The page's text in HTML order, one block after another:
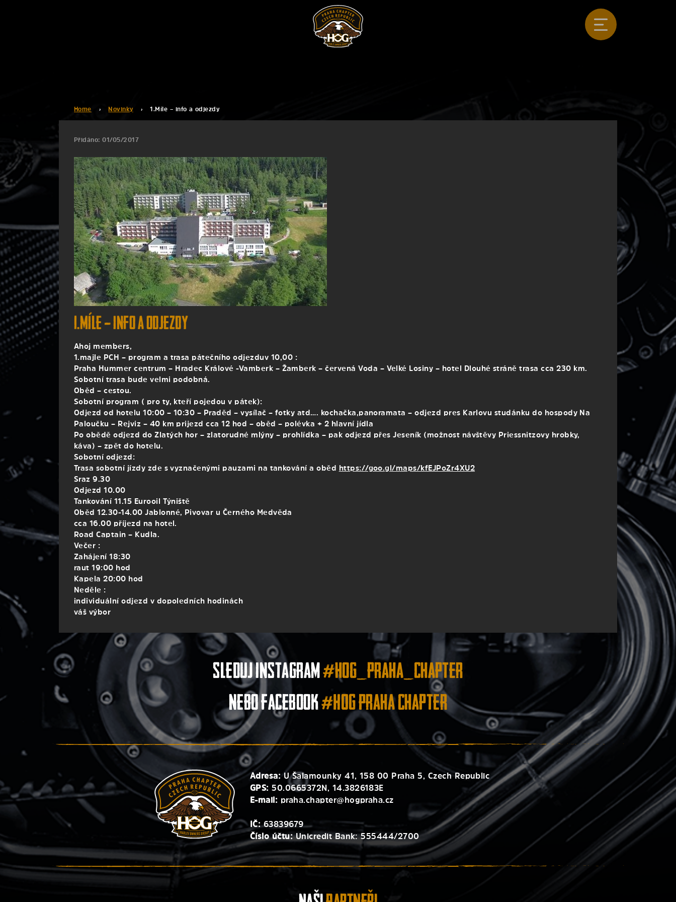
Home › Novinky › 1.Míle – info a odjezdy
Přidáno: 01/05/2017
1.Míle – info a odjezdy
Ahoj members,
1.majle PCH – program a trasa pátečního odjezdu v 10,00 :
Praha Hummer centrum – Hradec Králové -Vamberk – Žamberk – červená Voda – Velké Losiny – hotel Dlouhé stráně trasa cca 230 km.
Sobotní trasa bude velmi podobná.
Oběd – cestou.
Sobotní program ( pro ty, kteří pojedou v pátek):
Odjezd od hotelu 10:00 – 10:30 – Praděd – vysílač – fotky atd…. kochačka,panoramata – odjezd pres Karlovu studánku do hospody Na
Paloučku – Rejviz – 40 km prijezd cca 12 hod – oběd – polévka + 2 hlavní jídla
Po obědě odjezd do Zlatých hor – zlatorudné mlýny – prohlídka – pak odjezd přes Jeseník (možnost návštěvy Priessnitzovy hrobky,
káva) – zpět do hotelu.
Sobotní odjezd:
Trasa sobotní jízdy zde s vyznačenými pauzami na tankování a oběd
https://goo.gl/maps/kfEJPoZr4XU2
Sraz 9.30
Odjezd 10.00
Tankování 11.15 Eurooil Týniště
Oběd 12.30-14.00 Jablonné, Pivovar u Černého Medvěda
cca 16.00 příjezd na hotel.
Road Captain – Kudla.
Večer :
Zahájení 18:30
raut 19:00 hod
Kapela 20:00 hod
Neděle :
individuální odjezd v dopoledních hodinách
váš výbor
Sleduj instagram#hog_praha_chapter
nebo facebook#HOG Praha Chapter
Adresa: U Šalamounky 41, 158 00 Praha 5, Czech Republic
GPS: 50.0665372N, 14.3826183E
E-mail: praha.chapter@hogpraha.cz
IČ:63839679
Číslo účtu:Unicredit Bank: 555444/2700